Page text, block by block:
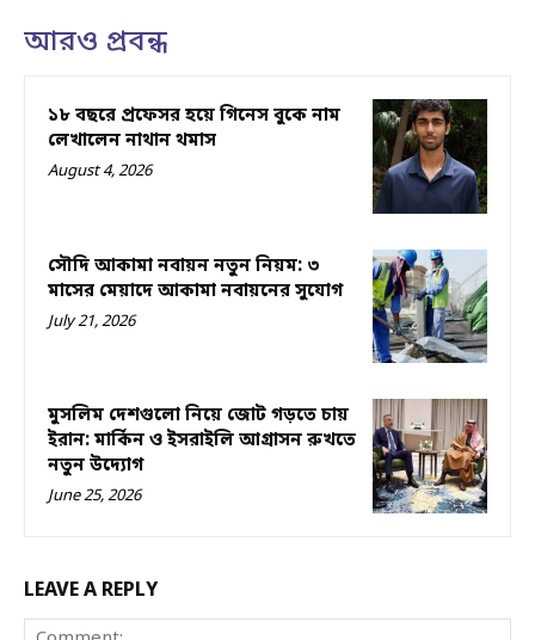
আরও প্রবন্ধ
১৮ বছরে প্রফেসর হয়ে গিনেস বুকে নাম
লেখালেন নাথান থমাস
August 4, 2026
সৌদি আকামা নবায়ন নতুন নিয়ম: ৩
মাসের মেয়াদে আকামা নবায়নের সুযোগ
July 21, 2026
মুসলিম দেশগুলো নিয়ে জোট গড়তে চায়
ইরান: মার্কিন ও ইসরাইলি আগ্রাসন রুখতে
নতুন উদ্যোগ
June 25, 2026
LEAVE A REPLY